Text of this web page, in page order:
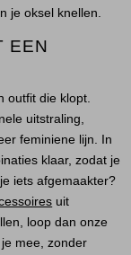
je oksel knellen.
EEN
outfit die klopt.
uitstraling,
feminiene lijn. In
klaar, zodat je
iets afgemaakter?
uit
loop dan onze
mee, zonder